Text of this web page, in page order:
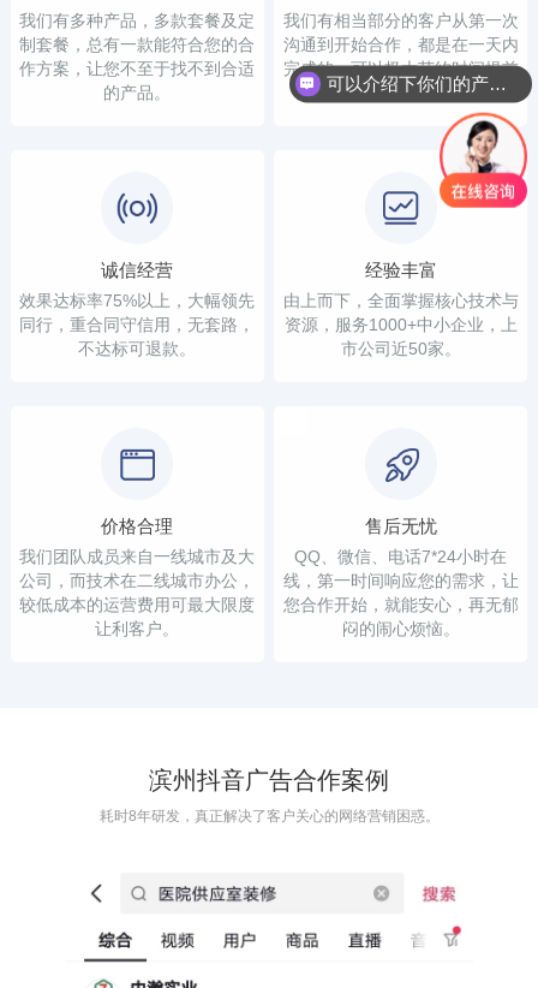
我们有多种产品，多款套餐及定
制套餐，总有一款能符合您的合
作方案，让您不至于找不到合适
的产品。
我们有相当部分的客户从第一次
沟通到开始合作，都是在一天内
完成的，可以极大节约时间提前
看到结果。
诚信经营
效果达标率75%以上，大幅领先
同行，重合同守信用，无套路，
不达标可退款。
经验丰富
由上而下，全面掌握核心技术与
资源，服务1000+中小企业，上
市公司近50家。
价格合理
我们团队成员来自一线城市及大
公司，而技术在二线城市办公，
较低成本的运营费用可最大限度
让利客户。
售后无忧
QQ、微信、电话7*24小时在
线，第一时间响应您的需求，让
您合作开始，就能安心，再无郁
闷的闹心烦恼。
滨州抖音广告合作案例
耗时8年研发，真正解决了客户关心的网络营销困惑。
可以介绍下你们的产品么？